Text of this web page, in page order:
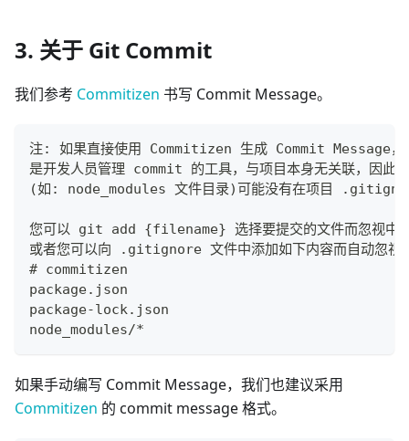
3. 关于 Git Commit
我们参考 Commitizen 书写 Commit Message。
注: 如果直接使用 Commitizen 生成 Commit Message，
是开发人员管理 commit 的工具，与项目本身无关联，因
(如: node_modules 文件目录)可能没有在项目
您可以 git add {filename} 选择要提交的文件而忽视中
或者您可以向 .gitignore 文件中添加如下内容而自动忽视
# commitizen
package.json
package-lock.json
node_modules/*
如果手动编写 Commit Message，我们也建议采用
Commitizen 的 commit message 格式。